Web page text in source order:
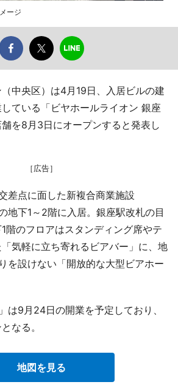
ージ
中央区）は4月19日、入居ビルの建
ている「ビヤホールライオン 銀座
を8月3日にオープンすると発表し
［広告］
差点に面した新複合商業施設
地下1～2階に入居。銀座駅改札の目
階のフロアはスタンディング席やテ
気軽に立ち寄れるビアバー」に、地
を設けない「開放的な大型ビアホー
は9月24日の開業を予定しており、
なる。
地図を見る